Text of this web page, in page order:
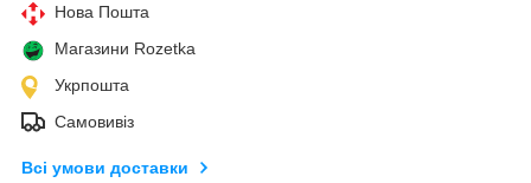
Нова Пошта
Магазини Rozetka
Укрпошта
Самовивіз
Всі умови доставки